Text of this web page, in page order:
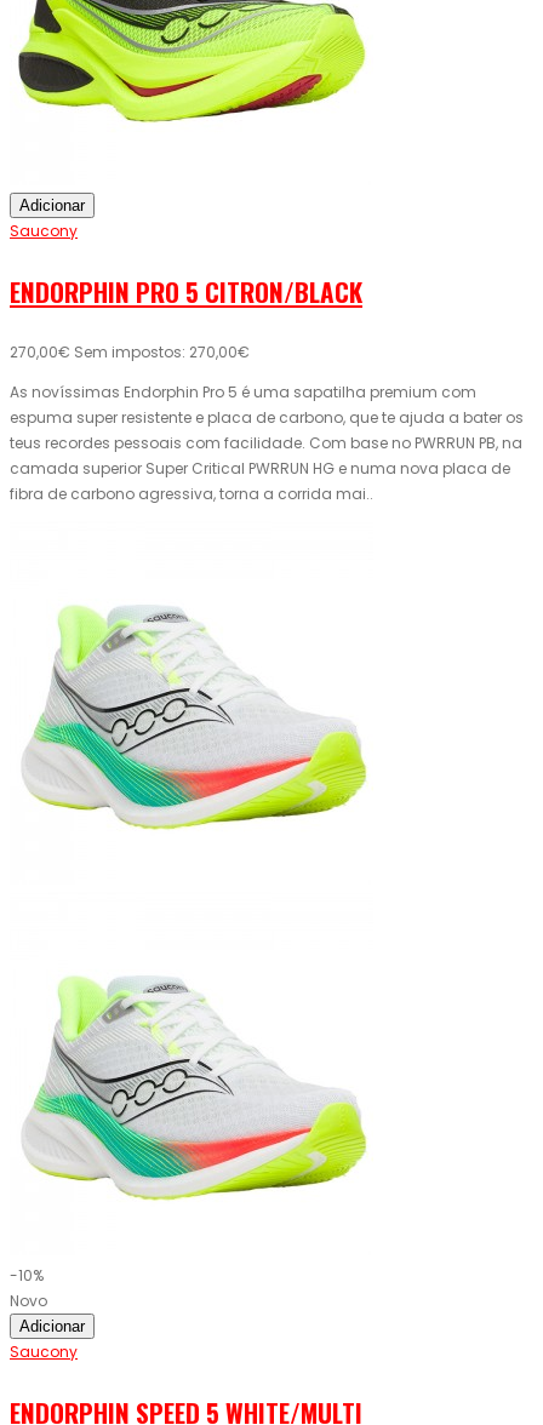
Adicionar
Saucony
ENDORPHIN PRO 5 CITRON/BLACK
270,00€ Sem impostos: 270,00€
As novíssimas Endorphin Pro 5 é uma sapatilha premium com
espuma super resistente e placa de carbono, que te ajuda a bater os
teus recordes pessoais com facilidade. Com base no PWRRUN PB, na
camada superior Super Critical PWRRUN HG e numa nova placa de
fibra de carbono agressiva, torna a corrida mai..
-10%
Novo
Adicionar
Saucony
ENDORPHIN SPEED 5 WHITE/MULTI